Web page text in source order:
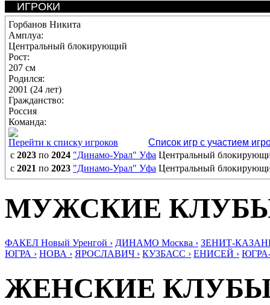
ИГРОКИ
Горбанов Никита
Амплуа:
Центральный блокирующий
Рост:
207 см
Родился:
2001 (24 лет)
Гражданство:
Россия
Команда:
Перейти к списку игроков
Список игр с участием
с 2023 по 2024 "Динамо-Урал" Уфа Центральный
с 2021 по 2023 "Динамо-Урал" Уфа Центральный
МУЖСКИЕ
ФАКЕЛ Новый Уренгой › ДИНАМО Москва › ЗЕНИТ-
ЮГРА › НОВА › ЯРОСЛАВИЧ › КУЗБАСС › ЕНИСЕЙ ›
ЖЕНСКИЕ